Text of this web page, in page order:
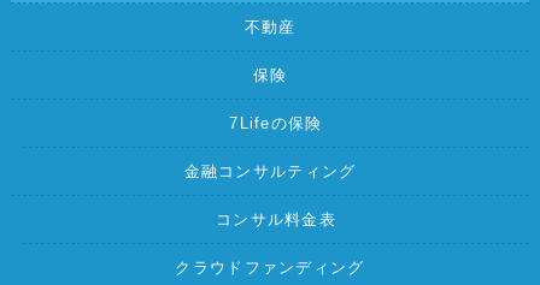
不動産
保険
7Lifeの保険
金融コンサルティング
コンサル料金表
クラウドファンディング